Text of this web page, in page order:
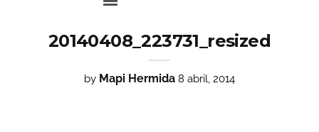
20140408_223731_resized
by Mapi Hermida 8 abril, 2014